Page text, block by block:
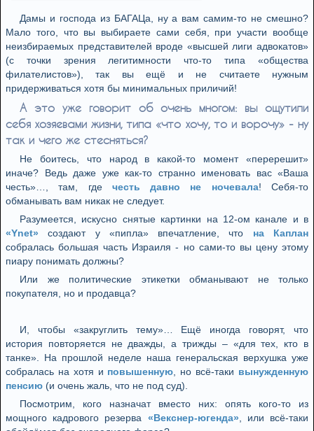
Дамы и господа из БАГАЦа, ну а вам самим-то не смешно?
Мало того, что вы выбираете сами себя, при участи вообще
неизбираемых представителей вроде «высшей лиги адвокатов»
(с точки зрения легитимности что-то типа «общества
филателистов»), так вы ещё и не считаете нужным
придерживаться хотя бы минимальных приличий!
А это уже говорит об очень многом: вы ощутили
себя хозяевами жизни, типа «что хочу, то и ворочу» - ну
так и чего же стесняться?
Не боитесь, что народ в какой-то момент «перерешит»
иначе? Ведь даже уже как-то странно именовать вас «Ваша
честь»…, там, где честь давно не ночевала! Себя-то
обманывать вам никак не следует.
Разумеется, искусно снятые картинки на 12-ом канале и в
«Ynet» создают у «пипла» впечатление, что на Каплан
собралась большая часть Израиля - но сами-то вы цену этому
пиару понимать должны?
Или же политические этикетки обманывают не только
покупателя, но и продавца?
И, чтобы «закруглить тему»… Ещё иногда говорят, что
история повторяется не дважды, а трижды – «для тех, кто в
танке». На прошлой неделе наша генеральская верхушка уже
собралась на хотя и повышенную , но всё-таки вынужденную
пенсию (и очень жаль, что не под суд).
Посмотрим, кого назначат вместо них: опять кого-то из
мощного кадрового резерва «Векснер-югенда» , или всё-таки